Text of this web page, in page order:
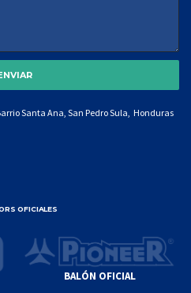
Santa Ana, San Pedro Sula, Honduras
OFICIALES
BALÓN OFICIAL